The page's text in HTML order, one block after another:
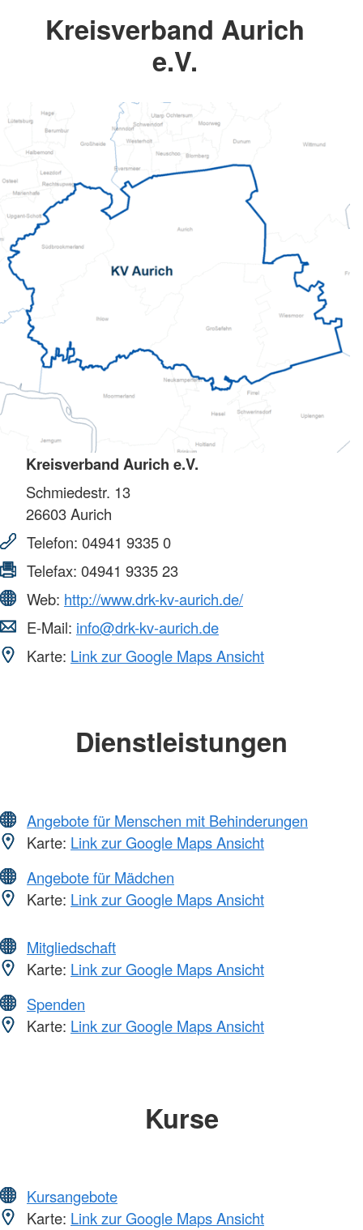
Kreisverband Aurich
e.V.
Kreisverband Aurich e.V.
Schmiedestr. 13
26603Aurich
Telefon: 04941 9335 0
Telefax: 04941 9335 23
Web: http://www.drk-kv-aurich.de/
E-Mail: info@drk-kv-aurich.de
Karte: Link zur Google Maps Ansicht
Dienstleistungen
Angebote für Menschen mit Behinderungen
Karte: Link zur Google Maps Ansicht
Angebote für Mädchen
Karte: Link zur Google Maps Ansicht
Mitgliedschaft
Karte: Link zur Google Maps Ansicht
Spenden
Karte: Link zur Google Maps Ansicht
Kurse
Kursangebote
Karte: Link zur Google Maps Ansicht